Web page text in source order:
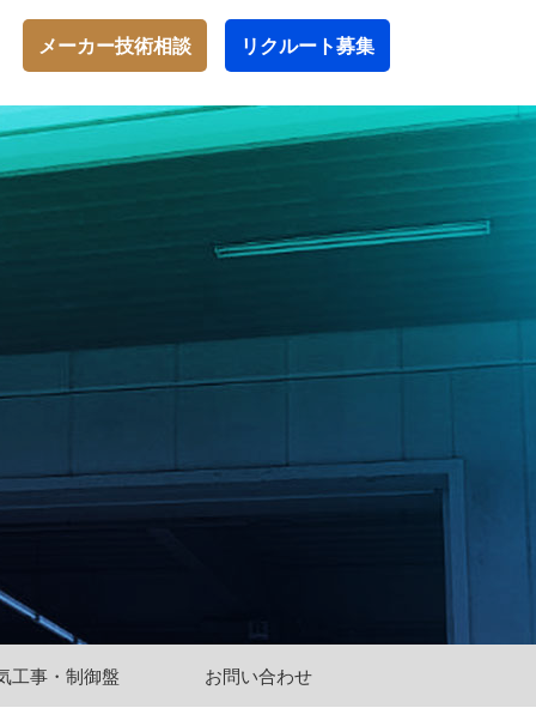
メーカー技術相談 リクルート募集
工事・制御盤 お問い合わせ